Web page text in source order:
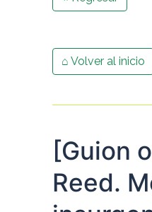
⌂ Volver al inicio
[Guion
Reed.